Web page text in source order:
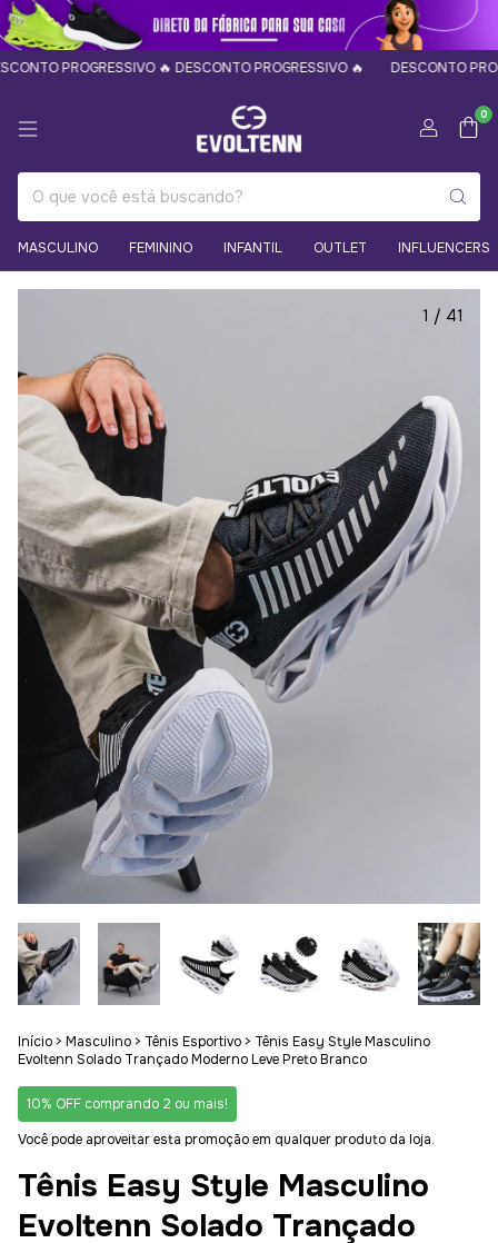
PROGRESSIVO 🔥 DESCONTO PROGRESSIVO 🔥 DESCONTO
0
MASCULINO FEMININO INFANTIL OUTLET INFLUENCERS
1 / 41
Início > Masculino > Tênis Esportivo > Tênis Easy Style Masculino
Evoltenn Solado Trançado Moderno Leve Preto Branco
10% OFF comprando 2 ou mais!
Você pode aproveitar esta promoção em qualquer produto da loja.
Tênis Easy Style Masculino
Evoltenn Solado Trançado